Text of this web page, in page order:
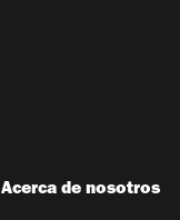
Acerca de nosotros